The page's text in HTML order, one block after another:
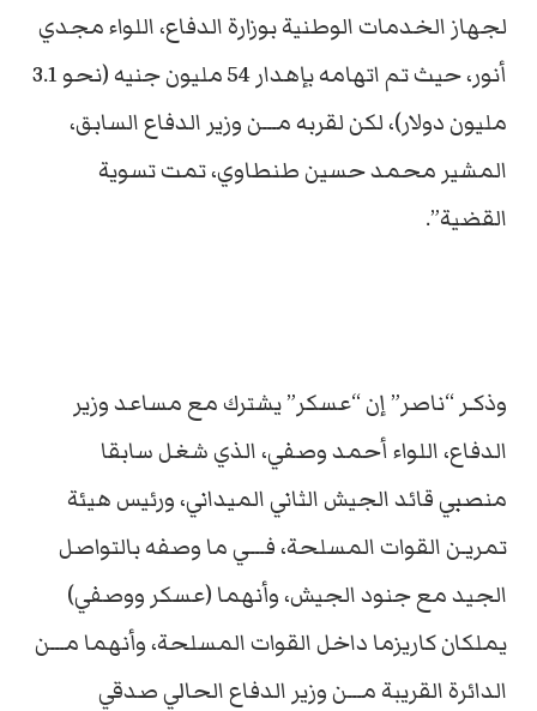
لجهاز الخدمات الوطنية بوزارة الدفاع، اللواء مجدي
أنور، حيث تم اتهامه بإهدار 54 مليون جنيه (نحو 3.1
مليون دولار)، لكن لقربه مـــن وزير الدفاع السابق،
المشير محمد حسين طنطاوي، تمت تسوية
القضية”.
وذكـر “ناصر” إن “عسكر” يشترك مع مساعد وزير
الدفاع، اللواء أحمد وصفي، الذي شغل سابقا
منصبي قائد الجيش الثاني الميداني، ورئيس هيئة
تمريـن القوات المسلحة، فـــي ما وصفه بالتواصل
الجيد مع جنود الجيش، وأنهما (عسكر ووصفي)
يملكان كاريزما داخل القوات المسلحة، وأنهما مـــن
الدائرة القريبة مـــن وزير الدفاع الحالي صدقي